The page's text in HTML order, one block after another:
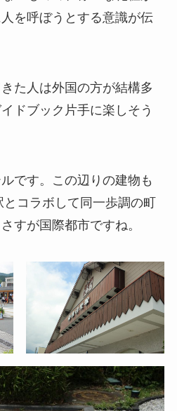
を呼ぼうとする意識が伝
た人は外国の方が結構多
ドブック片手に楽しそう
です。この辺りの建物も
コラボして同一歩調の町
すが国際都市ですね。